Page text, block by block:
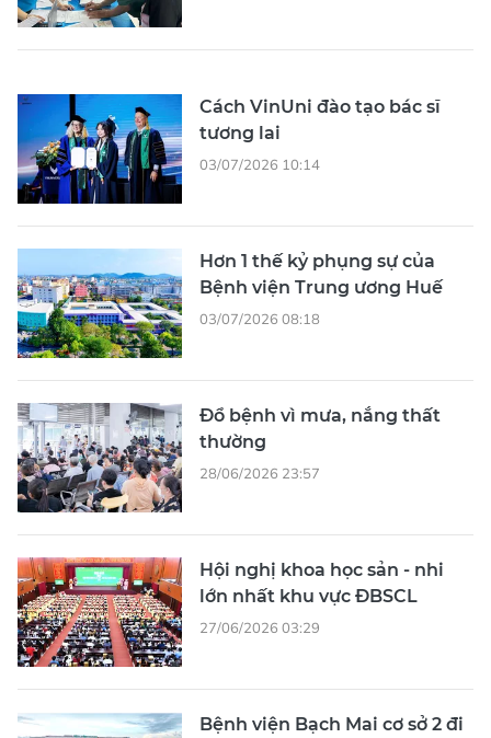
Cách VinUni đào tạo bác sĩ
tương lai
03/07/2026 10:14
Hơn 1 thế kỷ phụng sự của
Bệnh viện Trung ương Huế
03/07/2026 08:18
Đổ bệnh vì mưa, nắng thất
thường
28/06/2026 23:57
Hội nghị khoa học sản - nhi
lớn nhất khu vực ĐBSCL
27/06/2026 03:29
Bệnh viện Bạch Mai cơ sở 2 đi